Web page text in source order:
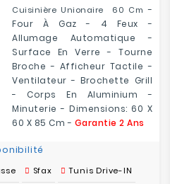
Cuisinière Unionaire 60 Cm -
Four À Gaz - 4 Feux -
Allumage Automatique -
Surface En Verre - Tourne
Broche - Afficheur Tactile -
Ventilateur - Brochette Grill
- Corps En Aluminium -
Minuterie - Dimensions: 60 X
60 X 85 Cm - Garantie 2 Ans
Sfax Tunis Drive-IN